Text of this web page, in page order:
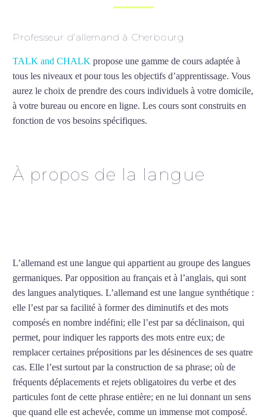
Professeur d’allemand à Cherbourg
TALK and CHALK propose une gamme de cours adaptée à
tous les niveaux et pour tous les objectifs d’apprentissage. Vous
aurez le choix de prendre des cours individuels à votre domicile,
à votre bureau ou encore en ligne. Les cours sont construits en
fonction de vos besoins spécifiques.
À propos de la langue
L’allemand est une langue qui appartient au groupe des langues
germaniques. Par opposition au français et à l’anglais, qui sont
des langues analytiques. L’allemand est une langue synthétique :
elle l’est par sa facilité à former des diminutifs et des mots
composés en nombre indéfini; elle l’est par sa déclinaison, qui
permet, pour indiquer les rapports des mots entre eux; de
remplacer certaines prépositions par les désinences de ses quatre
cas. Elle l’est surtout par la construction de sa phrase; où de
fréquents déplacements et rejets obligatoires du verbe et des
particules font de cette phrase entière; en ne lui donnant un sens
que quand elle est achevée, comme un immense mot composé.